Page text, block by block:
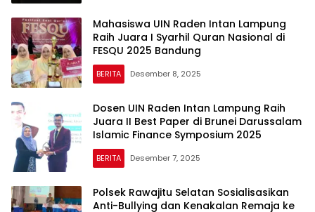
Mahasiswa UIN Raden Intan Lampung
Raih Juara I Syarhil Quran Nasional di
FESQU 2025 Bandung
BERITA Desember 8, 2025
Dosen UIN Raden Intan Lampung Raih
Juara II Best Paper di Brunei Darussalam
Islamic Finance Symposium 2025
BERITA Desember 7, 2025
Polsek Rawajitu Selatan Sosialisasikan
Anti-Bullying dan Kenakalan Remaja ke